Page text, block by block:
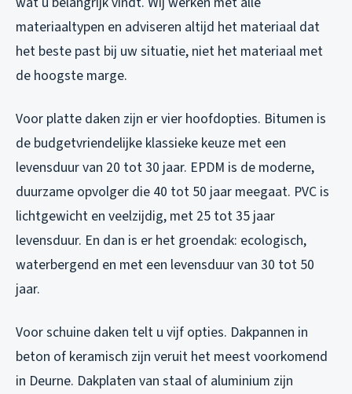
materiaaltypen en adviseren altijd het materiaal dat
het beste past bij uw situatie, niet het materiaal met
de hoogste marge.
Voor platte daken zijn er vier hoofdopties. Bitumen is
de budgetvriendelijke klassieke keuze met een
levensduur van 20 tot 30 jaar. EPDM is de moderne,
duurzame opvolger die 40 tot 50 jaar meegaat. PVC is
lichtgewicht en veelzijdig, met 25 tot 35 jaar
levensduur. En dan is er het groendak: ecologisch,
waterbergend en met een levensduur van 30 tot 50
jaar.
Voor schuine daken telt u vijf opties. Dakpannen in
beton of keramisch zijn veruit het meest voorkomend
in Deurne. Dakplaten van staal of aluminium zijn